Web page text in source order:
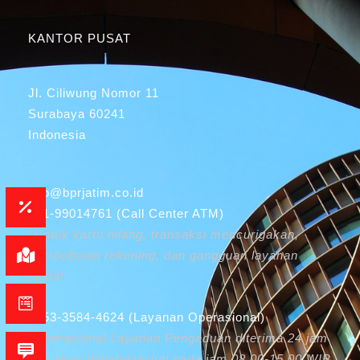
KANTOR PUSAT
Jl. Ciliwung Nomor 11
Surabaya 60241
Indonesia
info@bprjatim.co.id
031-99014761 (Call Center ATM)
*Untuk kartu hilang, transaksi mencurigakan,
pembobolan rekening, dan gangguan layanan
digital
0853-3584-4624 (Layanan Operasional)
*Operasional Layanan Pengaduan diterima 24 jam